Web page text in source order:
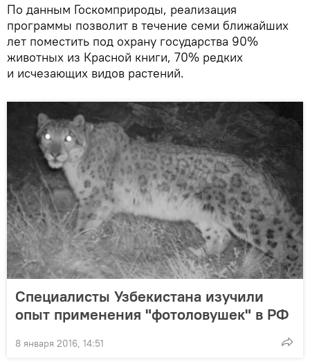
По данным Госкомприроды, реализация
программы позволит в течение семи ближайших
лет поместить под охрану государства 90%
животных из Красной книги, 70% редких
и исчезающих видов растений.
Специалисты Узбекистана изучили
опыт применения "фотоловушек" в РФ
8 января 2016, 14:51